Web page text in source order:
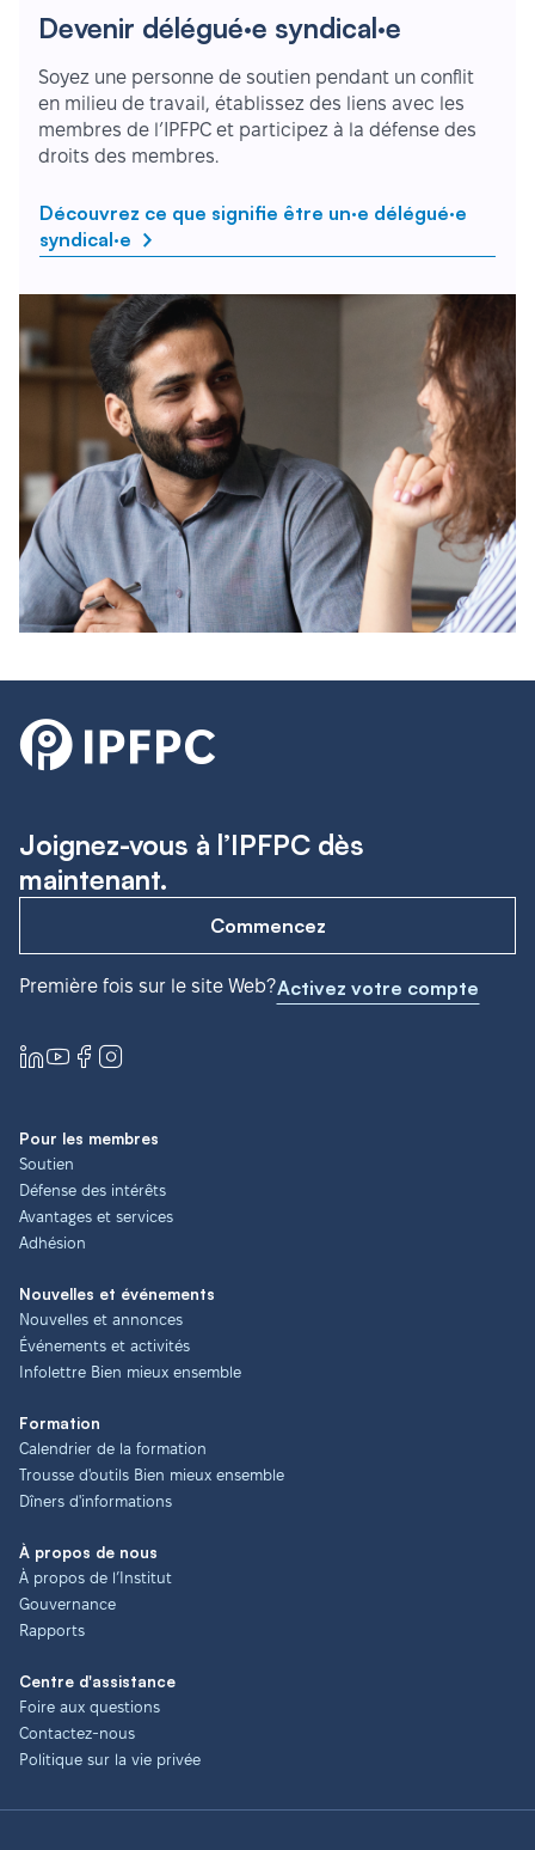
Devenir délégué·e syndical·e
Soyez une personne de soutien pendant un conflit
en milieu de travail, établissez des liens avec les
membres de l’IPFPC et participez à la défense des
droits des membres.
Découvrez ce que signifie être un·e délégué·e
syndical·e
Joignez-vous à l’IPFPC dès
maintenant.
Commencez
Première fois sur le site Web?Activez votre compte
Pour les membres
Soutien
Défense des intérêts
Avantages et services
Adhésion
Nouvelles et événements
Nouvelles et annonces
Événements et activités
Infolettre Bien mieux ensemble
Formation
Calendrier de la formation
Trousse d'outils Bien mieux ensemble
Dîners d'informations
À propos de nous
À propos de l’Institut
Gouvernance
Rapports
Centre d'assistance
Foire aux questions
Contactez-nous
Politique sur la vie privée